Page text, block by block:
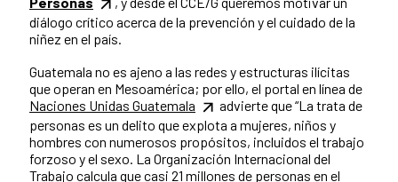
diálogo crítico acerca de la prevención y el cuidado de la
niñez en el país.
Guatemala no es ajeno a las redes y estructuras ilícitas
que operan en Mesoamérica; por ello, el portal en línea de
Naciones Unidas Guatemala
advierte que “La trata de
personas es un delito que explota a mujeres, niños y
hombres con numerosos propósitos, incluidos el trabajo
forzoso y el sexo. La Organización Internacional del
Trabajo calcula que casi 21 millones de personas en el